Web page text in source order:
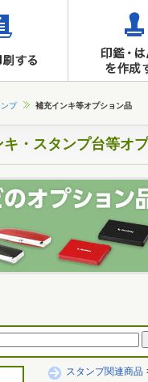
プ 補充インキ等オプション品
・スタンプ台等オ
スタンプ関連商品